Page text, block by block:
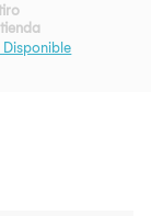
Disponible